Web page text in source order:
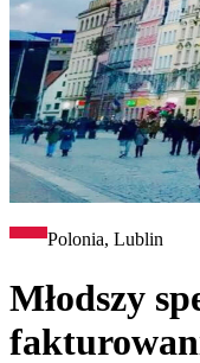
Polonia, Lublin
Młodszy